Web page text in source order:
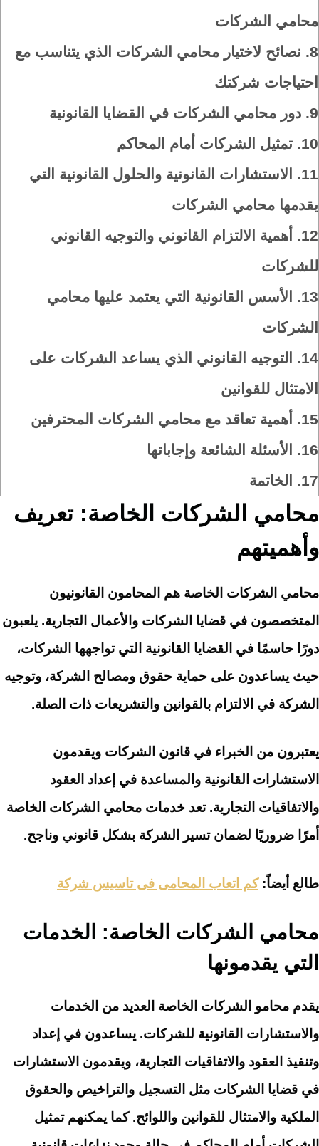
محامي الشركات
8. نصائح لاختيار محامي الشركات الذي يتناسب مع
احتياجات شركتك
9. دور محامي الشركات في القضايا القانونية
10. تمثيل الشركات أمام المحاكم
11.
الاستشارات القانونية والحلول القانونية التي
يقدمها محامي الشركات
12.
أهمية الالتزام القانوني والتوجيه القانوني
للشركات
13.
الأسس القانونية التي يعتمد عليها محامي
الشركات
14.
التوجيه القانوني الذي يساعد الشركات على
الامتثال للقوانين
15.
أهمية تعاقد مع محامي الشركات المحترفين
16.
الأسئلة الشائعة وإجاباتها
17.
الخاتمة
محامي الشركات الخاصة: تعريف
وأهميتهم
محامي الشركات الخاصة هم المحامون القانونيون
المتخصصون في قضايا الشركات والأعمال التجارية. يلعبون
دورًا حاسمًا في القضايا القانونية التي تواجهها الشركات،
حيث يساعدون على حماية حقوق ومصالح الشركة، وتوجيه
الشركة في الالتزام بالقوانين والتشريعات ذات الصلة.
يعتبرون من الخبراء في قانون الشركات ويقدمون
الاستشارات القانونية والمساعدة في إعداد العقود
والاتفاقيات التجارية. تعد خدمات محامي الشركات الخاصة
أمرًا ضروريًا لضمان تسير الشركة بشكل قانوني وناجح.
طالع أيضاً:كم اتعاب المحامى فى تاسيس شركة
محامي الشركات الخاصة: الخدمات
التي يقدمونها
يقدم محامو الشركات الخاصة العديد من الخدمات
والاستشارات القانونية للشركات. يساعدون في إعداد
وتنفيذ العقود والاتفاقيات التجارية، ويقدمون الاستشارات
في قضايا الشركات مثل التسجيل والتراخيص والحقوق
الملكية والامتثال للقوانين واللوائح. كما يمكنهم تمثيل